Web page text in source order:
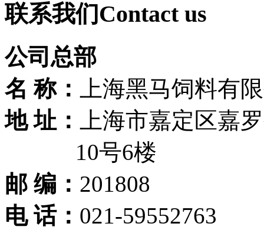
联系我们 Contact us
公司总部
名 称：
上海黑马饲料有
地 址：
上海市嘉定区嘉
10号6楼
邮 编： 201808
电 话： 021-59552763